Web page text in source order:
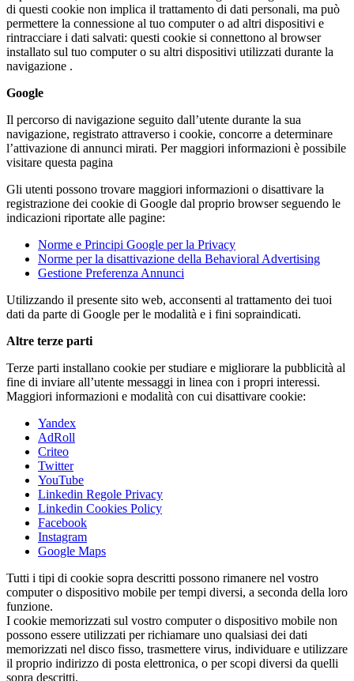
di questi cookie non implica il trattamento di dati personali, ma può
permettere la connessione al tuo computer o ad altri dispositivi e
rintracciare i dati salvati: questi cookie si connettono al browser
installato sul tuo computer o su altri dispositivi utilizzati durante la
navigazione .
Google
Il percorso di navigazione seguito dall’utente durante la sua
navigazione, registrato attraverso i cookie, concorre a determinare
l’attivazione di annunci mirati. Per maggiori informazioni è possibile
visitare questa pagina
Gli utenti possono trovare maggiori informazioni o disattivare la
registrazione dei cookie di Google dal proprio browser seguendo le
indicazioni riportate alle pagine:
Norme e Principi Google per la Privacy
Norme per la disattivazione della Behavioral Advertising
Gestione Preferenza Annunci
Utilizzando il presente sito web, acconsenti al trattamento dei tuoi
dati da parte di Google per le modalità e i fini sopraindicati.
Altre terze parti
Terze parti installano cookie per studiare e migliorare la pubblicità al
fine di inviare all’utente messaggi in linea con i propri interessi.
Maggiori informazioni e modalità con cui disattivare cookie:
Yandex
AdRoll
Criteo
Twitter
YouTube
Linkedin Regole Privacy
Linkedin Cookies Policy
Facebook
Instagram
Google Maps
Tutti i tipi di cookie sopra descritti possono rimanere nel vostro
computer o dispositivo mobile per tempi diversi, a seconda della loro
funzione.
I cookie memorizzati sul vostro computer o dispositivo mobile non
possono essere utilizzati per richiamare uno qualsiasi dei dati
memorizzati nel disco fisso, trasmettere virus, individuare e utilizzare
il proprio indirizzo di posta elettronica, o per scopi diversi da quelli
sopra descritti.